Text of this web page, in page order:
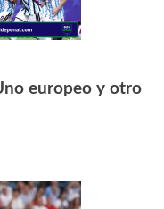
europeo y otro